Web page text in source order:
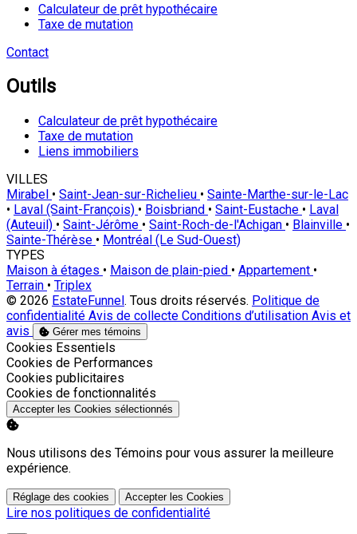
Calculateur de prêt hypothécaire
Taxe de mutation
Contact
Outils
Calculateur de prêt hypothécaire
Taxe de mutation
Liens immobiliers
VILLES
Mirabel • Saint-Jean-sur-Richelieu • Sainte-Marthe-sur-le-Lac
• Laval (Saint-François) • Boisbriand • Saint-Eustache • Laval
(Auteuil) • Saint-Jérôme • Saint-Roch-de-l'Achigan • Blainville •
Sainte-Thérèse • Montréal (Le Sud-Ouest)
TYPES
Maison à étages • Maison de plain-pied • Appartement •
Terrain • Triplex
© 2026 EstateFunnel . Tous droits réservés. Politique de
confidentialité Avis de collecte Conditions d’utilisation Avis et
avis
Gérer mes témoins
Activer
Cookies Essentiels
Activer
Cookies de Performances
Activer
Cookies publicitaires
Activer
Cookies de fonctionnalités
Accepter les Cookies sélectionnés
Nous utilisons des Témoins pour vous assurer la meilleure
expérience.
Réglage des cookies Accepter les Cookies
Lire nos politiques de confidentialité